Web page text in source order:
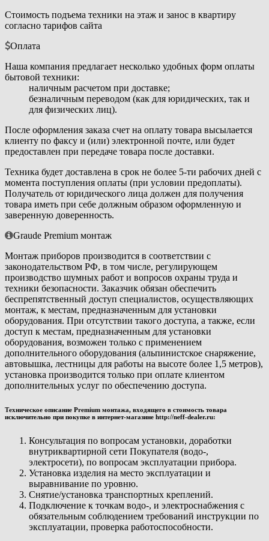
Стоимость подъема техники на этаж и занос в квартиру
согласно тарифов сайта
Оплата
Наша компания предлагает несколько удобных форм оплаты
бытовой техники:
наличным расчетом при доставке;
безналичным переводом (как для юридических, так и
для физических лиц).
После оформления заказа счет на оплату товара высылается
клиенту по факсу и (или) электронной почте, или будет
предоставлен при передаче товара после доставки.
Техника будет доставлена в срок не более 5-ти рабочих дней с
момента поступления оплаты (при условии предоплаты).
Получатель от юридического лица должен для получения
товара иметь при себе должным образом оформленную и
заверенную доверенность.
Graude Premium монтаж
Монтаж приборов производится в соответствии с
законодательством РФ, в том числе, регулирующем
производство шумных работ и вопросов охраны труда и
техники безопасности. Заказчик обязан обеспечить
беспрепятственный доступ специалистов, осуществляющих
монтаж, к местам, предназначенным для установки
оборудования. При отсутствии такого доступа, а также, если
доступ к местам, предназначенным для установки
оборудования, возможен только с применением
дополнительного оборудования (альпинистское снаряжение,
автовышка, лестницы для работы на высоте более 1,5 метров),
установка производится только при оплате клиентом
дополнительных услуг по обеспечению доступа.
Техническое описание Premium монтажа, входящего в стоимость товара
исключительно при покупке в интернет-магазине http://neff-dealer.ru:
Консультация по вопросам установки, доработки
внутриквартирной сети Покупателя (водо-,
электросети), по вопросам эксплуатации прибора.
Установка изделия на место эксплуатации и
выравнивание по уровню.
Снятие/установка транспортных креплений.
Подключение к точкам водо-, и электроснабжения с
обязательным соблюдением требований инструкции по
эксплуатации, проверка работоспособности.